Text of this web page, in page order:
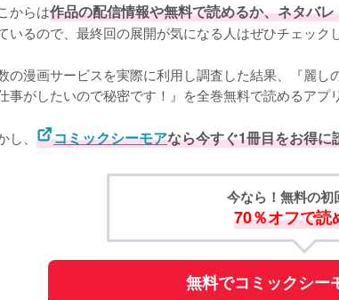
からは作品の配信情報や無料で読めるか、ネタバ
いるので、最終回の展開が気になる人はぜひチェック
の漫画サービスを実際に利用し調査した結果、『麗し
事がしたいので秘密です！』を全巻無料で読めるアプ
し、 コミックシーモアなら今すぐ1冊目をお得
今なら！無料の初
70％オフで読
無料でコミックシー